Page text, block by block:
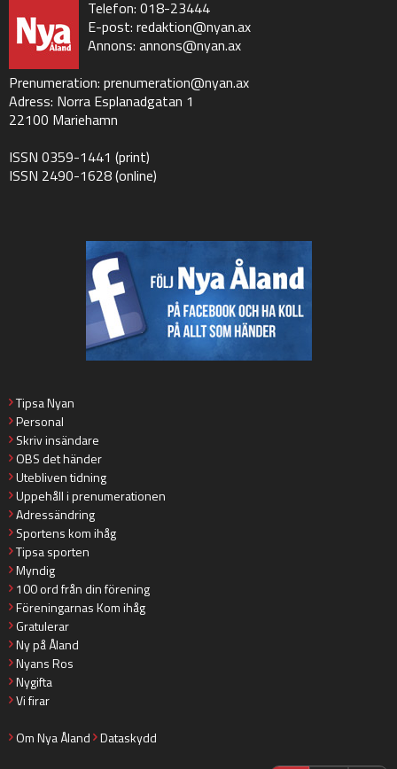
Telefon: 018-23444
E-post: redaktion@nyan.ax
Annons: annons@nyan.ax
Prenumeration: prenumeration@nyan.ax
Adress: Norra Esplanadgatan 1
22100 Mariehamn
ISSN 0359-1441 (print)
ISSN 2490-1628 (online)
Tipsa Nyan
Personal
Skriv insändare
OBS det händer
Utebliven tidning
Uppehåll i prenumerationen
Adressändring
Sportens kom ihåg
Tipsa sporten
Myndig
100 ord från din förening
Föreningarnas Kom ihåg
Gratulerar
Ny på Åland
Nyans Ros
Nygifta
Vi firar
Om Nya Åland Dataskydd